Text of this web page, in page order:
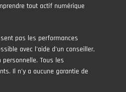
tout actif numérique
pas les performances
avec l'aide d'un conseiller,
Tous les
Il n'y a aucune garantie de